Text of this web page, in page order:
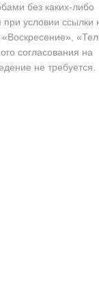
без каких-либо
условии ссылки
согласования на
не требуется.